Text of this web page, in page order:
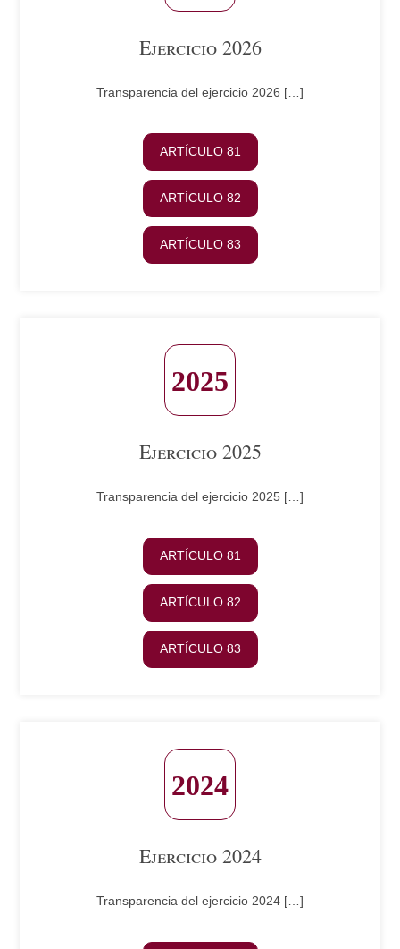
Ejercicio 2026
Transparencia del ejercicio 2026 […]
ARTÍCULO 81
ARTÍCULO 82
ARTÍCULO 83
Ejercicio 2025
Transparencia del ejercicio 2025 […]
ARTÍCULO 81
ARTÍCULO 82
ARTÍCULO 83
Ejercicio 2024
Transparencia del ejercicio 2024 […]